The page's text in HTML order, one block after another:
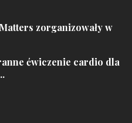
zorganizowały w
ćwiczenie cardio dla